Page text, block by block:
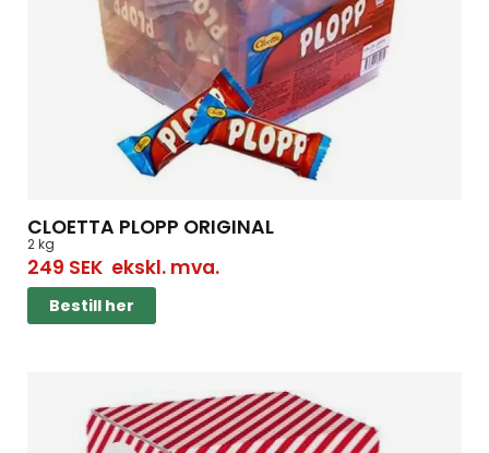
CLOETTA PLOPP ORIGINAL
2 kg
249 SEKekskl. mva.
Bestill her